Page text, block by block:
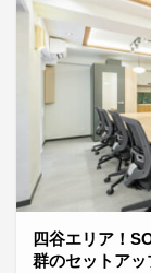
四谷エリア！
群のセットアッ